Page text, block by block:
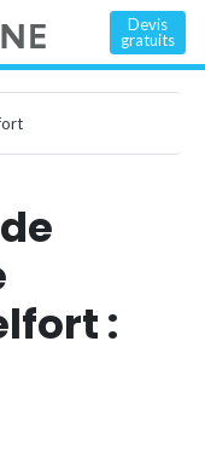
Devis
gratuits
: